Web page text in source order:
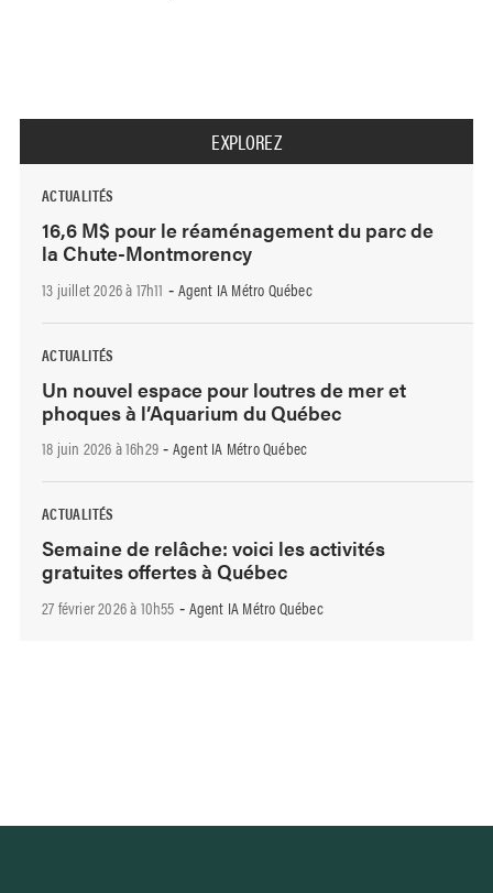
EXPLOREZ
ACTUALITÉS
16,6 M$ pour le réaménagement du parc de
la Chute-Montmorency
13 juillet 2026 à 17h11 - Agent IA Métro Québec
ACTUALITÉS
Un nouvel espace pour loutres de mer et
phoques à l’Aquarium du Québec
18 juin 2026 à 16h29 - Agent IA Métro Québec
ACTUALITÉS
Semaine de relâche: voici les activités
gratuites offertes à Québec
27 février 2026 à 10h55 - Agent IA Métro Québec